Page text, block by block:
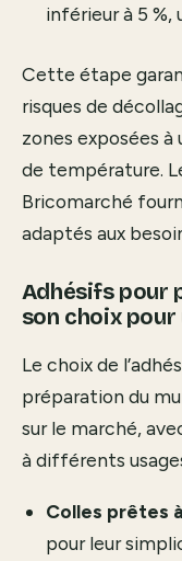
inférieur à 5 %,
Cette étape
risques de
zones exposées
de température.
Bricomarché
adaptés aux
Adhésifs pour
son choix pour
Le choix de
préparation du
sur le marché,
à différents
Colles prêtes
pour leur